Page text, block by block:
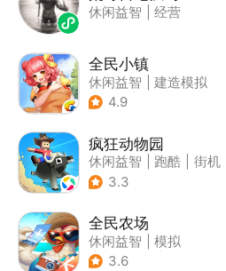
休闲益智 经营
全民小镇
休闲益智
建造模拟
| 卡通
4.9
疯狂动物园
休闲益智 跑酷
街机
| 像素风
3.3
全民农场
休闲益智
模拟
| 田园生活
3.6